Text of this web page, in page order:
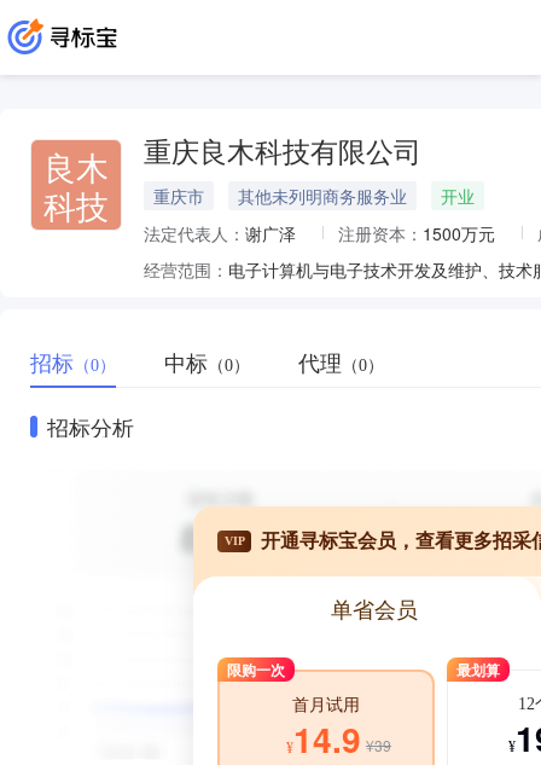
良木
科技
重庆良木科技有限公司
重庆市 其他未列明商务服务业
开业
法定代表人： 谢广泽 注册资本： 1500万元
经营范围：
招标 （0） 中标 （0） 代理 （0）
招标分析
VIP 开通寻标宝会员，查看更多招采
单省会员
限购一次
首月试用
¥14.9 ¥39
最划算
12
¥